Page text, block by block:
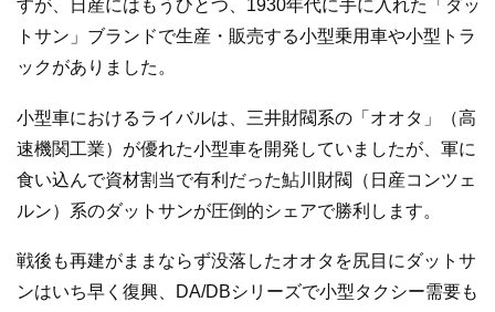
すが、日産にはもうひとつ、1930年代に手に入れた「ダッ
トサン」ブランドで生産・販売する小型乗用車や小型トラ
ックがありました。
小型車におけるライバルは、三井財閥系の「オオタ」（高
速機関工業）が優れた小型車を開発していましたが、軍に
食い込んで資材割当で有利だった鮎川財閥（日産コンツェ
ルン）系のダットサンが圧倒的シェアで勝利します。
戦後も再建がままならず没落したオオタを尻目にダットサ
ンはいち早く復興、DA/DBシリーズで小型タクシー需要も